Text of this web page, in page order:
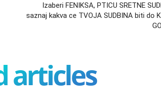
Izaberi FENIKSA, PTICU SRETNE
saznaj kakva ce TVOJA SUDBINA biti do
articles